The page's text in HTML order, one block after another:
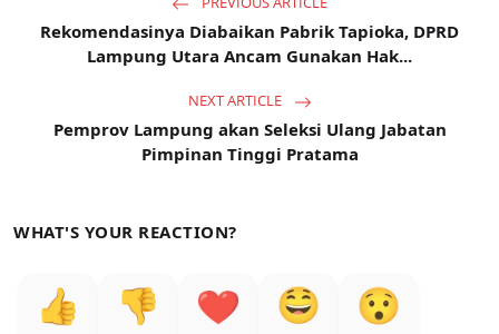
Rekomendasinya Diabaikan Pabrik Tapioka, DPRD
Lampung Utara Ancam Gunakan Hak...
NEXT ARTICLE
Pemprov Lampung akan Seleksi Ulang Jabatan
Pimpinan Tinggi Pratama
WHAT'S YOUR REACTION?